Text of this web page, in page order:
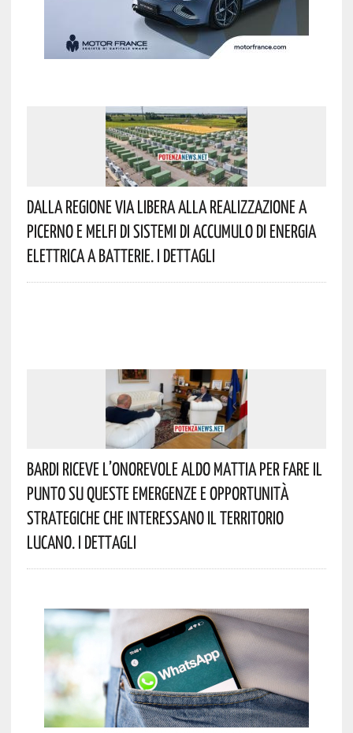
Dalla Regione Via Libera Alla Realizzazione A
Picerno E Melfi Di Sistemi Di Accumulo Di Energia
Elettrica A Batterie. I Dettagli
Bardi Riceve L’onorevole Aldo Mattia Per Fare Il
Punto Su Queste Emergenze E Opportunità
Strategiche Che Interessano Il Territorio
Lucano. I Dettagli